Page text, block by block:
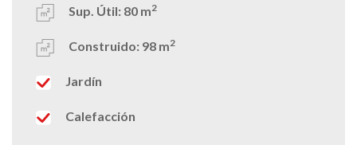
Sup. Útil: 80 m2
Construido: 98 m2
Jardín
Calefacción